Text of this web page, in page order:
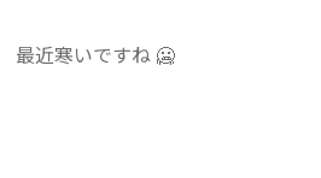
最近寒いですね 🥶